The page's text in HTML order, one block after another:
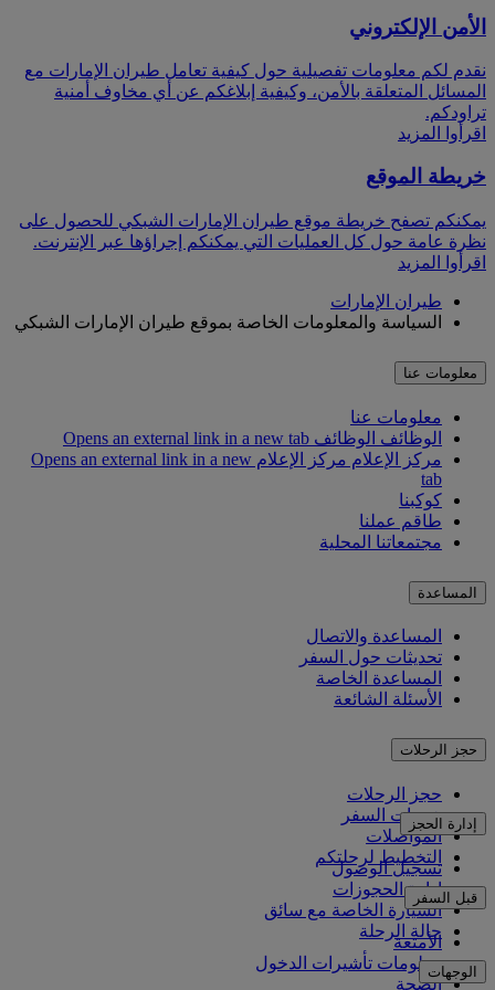
الأمن الإلكتروني
نقدم لكم معلومات تفصيلية حول كيفية تعامل طيران الإمارات مع
المسائل المتعلقة بالأمن، وكيفية إبلاغكم عن أي مخاوف أمنية
تراودكم.
اقرأوا المزيد
خريطة الموقع
يمكنكم تصفح خريطة موقع طيران الإمارات الشبكي للحصول على
نظرة عامة حول كل العمليات التي يمكنكم إجراؤها عبر الإنترنت.
اقرأوا المزيد
طيران الإمارات
السياسة والمعلومات الخاصة بموقع طيران الإمارات الشبكي
معلومات عنا
معلومات عنا
الوظائف الوظائف Opens an external link in a new tab
مركز الإعلام
مركز الإعلام Opens an external link in a new
tab
كوكبنا
طاقم عملنا
مجتمعاتنا المحلية
المساعدة
المساعدة والاتصال
تحديثات حول السفر
المساعدة الخاصة
الأسئلة الشائعة
حجز الرحلات
حجز الرحلات
خدمات السفر
المواصلات
التخطيط لرحلتكم
إدارة الحجز
تسجيل الوصول
إدارة الحجوزات
السيارة الخاصة مع سائق
حالة الرحلة
قبل السفر
الأمتعة
معلومات تأشيرات الدخول
الصحة
الوجهات